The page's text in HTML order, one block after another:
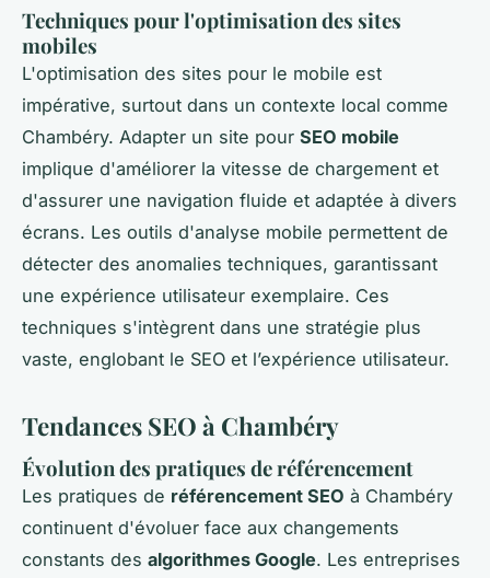
Techniques pour l'optimisation des sites
mobiles
L'optimisation des sites pour le mobile est
impérative, surtout dans un contexte local comme
Chambéry. Adapter un site pour SEO mobile
implique d'améliorer la vitesse de chargement et
d'assurer une navigation fluide et adaptée à divers
écrans. Les outils d'analyse mobile permettent de
détecter des anomalies techniques, garantissant
une expérience utilisateur exemplaire. Ces
techniques s'intègrent dans une stratégie plus
vaste, englobant le SEO et l’expérience utilisateur.
Tendances SEO à Chambéry
Évolution des pratiques de référencement
Les pratiques de référencement SEO à Chambéry
continuent d'évoluer face aux changements
constants des algorithmes Google. Les entreprises